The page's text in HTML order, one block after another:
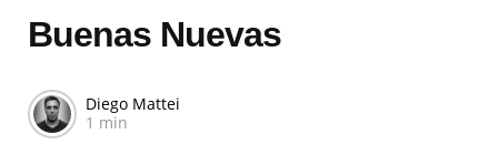
Buenas Nuevas
Diego Mattei
1 min